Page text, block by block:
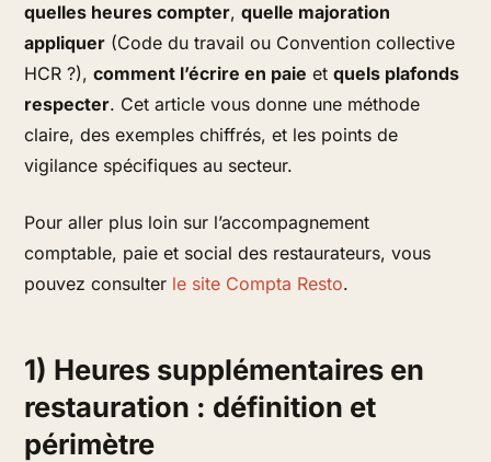
quelles heures compter,quelle majoration
appliquer (Code du travail ou Convention collective
HCR ?),comment l’écrire en paie etquels plafonds
respecter. Cet article vous donne une méthode
claire, des exemples chiffrés, et les points de
vigilance spécifiques au secteur.
Pour aller plus loin sur l’accompagnement
comptable, paie et social des restaurateurs, vous
pouvez consulter le site Compta Resto.
1) Heures supplémentaires en
restauration : définition et
périmètre